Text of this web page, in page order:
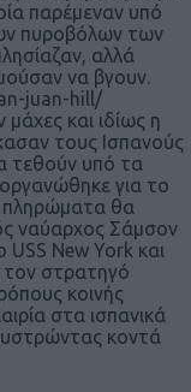
παρέμεναν υπό
πυροβόλων των
αλλά
να βγουν.
juan-hill/
και ιδίως η
τους Ισπανούς
τεθούν υπό τα
για το
πληρώματα θα
ναύαρχος Σάμσον
USS New York και
τον στρατηγό
κοινής
στα ισπανικά
κοντά